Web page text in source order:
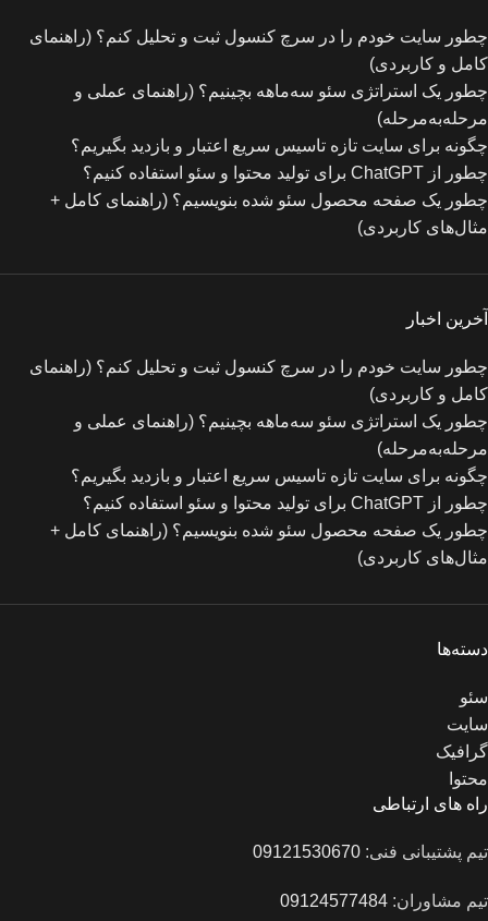
چطور سایت خودم را در سرچ کنسول ثبت و تحلیل کنم؟ (راهنمای
کامل و کاربردی)
چطور یک استراتژی سئو سه‌ماهه بچینیم؟ (راهنمای عملی و
مرحله‌به‌مرحله)
چگونه برای سایت تازه‌ تاسیس سریع اعتبار و بازدید بگیریم؟
چطور از ChatGPT برای تولید محتوا و سئو استفاده کنیم؟
چطور یک صفحه محصول سئو شده بنویسیم؟ (راهنمای کامل +
مثال‌های کاربردی)
آخرین اخبار
چطور سایت خودم را در سرچ کنسول ثبت و تحلیل کنم؟ (راهنمای
کامل و کاربردی)
چطور یک استراتژی سئو سه‌ماهه بچینیم؟ (راهنمای عملی و
مرحله‌به‌مرحله)
چگونه برای سایت تازه‌ تاسیس سریع اعتبار و بازدید بگیریم؟
چطور از ChatGPT برای تولید محتوا و سئو استفاده کنیم؟
چطور یک صفحه محصول سئو شده بنویسیم؟ (راهنمای کامل +
مثال‌های کاربردی)
دسته‌ها
سئو
سایت
گرافیک
محتوا
راه های ارتباطی
تیم پشتیبانی فنی: 09121530670
تیم مشاوران: 09124577484